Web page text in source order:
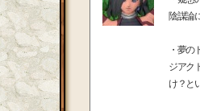
陰謀論
・夢の
ジアク
け？と